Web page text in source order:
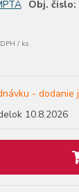
Obj. čislo:
/ ks
- dodanie
10.8.2026